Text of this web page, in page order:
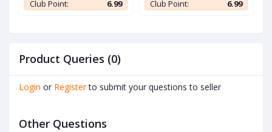
Club Point: 6.99 Club Point: 6.99
Product Queries (0)
Login or Register to submit your questions to seller
Other Questions